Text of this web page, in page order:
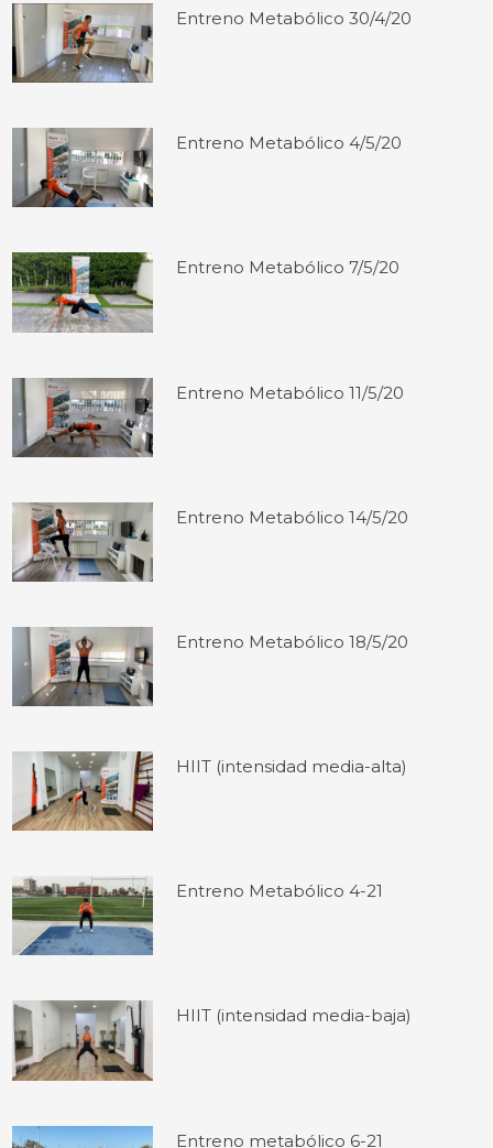
Entreno Metabólico 30/4/20
Entreno Metabólico 4/5/20
Entreno Metabólico 7/5/20
Entreno Metabólico 11/5/20
Entreno Metabólico 14/5/20
Entreno Metabólico 18/5/20
HIIT (intensidad media-alta)
Entreno Metabólico 4-21
HIIT (intensidad media-baja)
Entreno metabólico 6-21